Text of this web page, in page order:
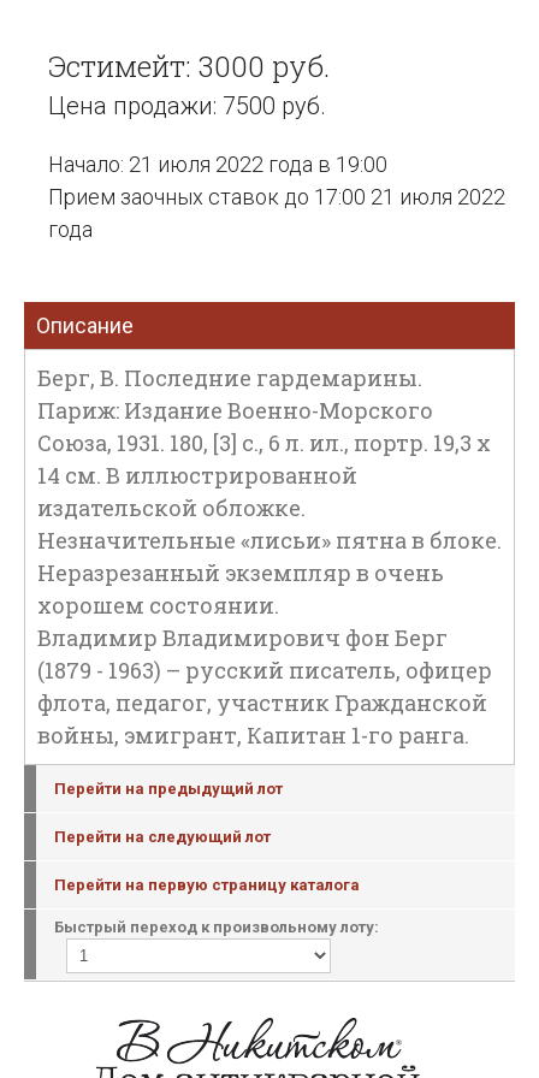
Эстимейт: 3000 руб.
Цена продажи: 7500 руб.
Начало: 21 июля 2022 года в 19:00
Прием заочных ставок до 17:00 21 июля 2022
года
Описание
Берг, В. Последние гардемарины.
Париж: Издание Военно-Морского
Союза, 1931. 180, [3] с., 6 л. ил., портр. 19,3 х
14 см. В иллюстрированной
издательской обложке.
Незначительные «лисьи» пятна в блоке.
Неразрезанный экземпляр в очень
хорошем состоянии.
Владимир Владимирович фон Берг
(1879 - 1963) – русский писатель, офицер
флота, педагог, участник Гражданской
войны, эмигрант, Капитан 1-го ранга.
Перейти на предыдущий лот
Перейти на следующий лот
Перейти на первую страницу каталога
Быстрый переход к произвольному лоту: